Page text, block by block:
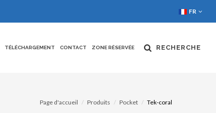
FR
TÉLÉCHARGEMENT CONTACT ZONE RÉSERVÉE RECHERCHE
Page d'accueil Produits Pocket Tek-coral